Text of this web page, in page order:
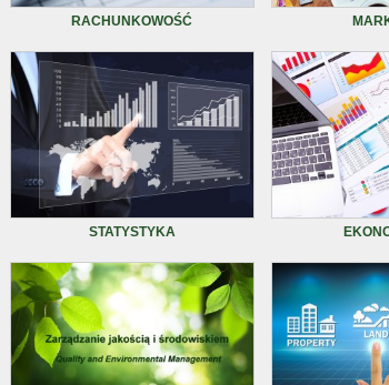
RACHUNKOWOŚĆ
STATYSTYKA